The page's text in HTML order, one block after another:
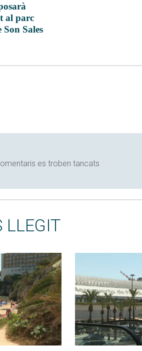
al parc
Sales
es troben tancats
LLEGIT